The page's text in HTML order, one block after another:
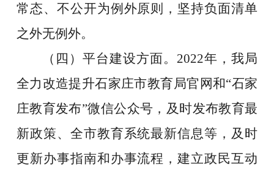
常态、不公开为例外原则，坚持负面清单
之外无例外。
（四）平台建设方面。 2022年，我局
全力改造提升石家庄市教育局官网和“石家
庄教育发布”微信公众号，及时发布教育最
新政策、全市教育系统最新信息等，及时
更新办事指南和办事流程，建立政民互动